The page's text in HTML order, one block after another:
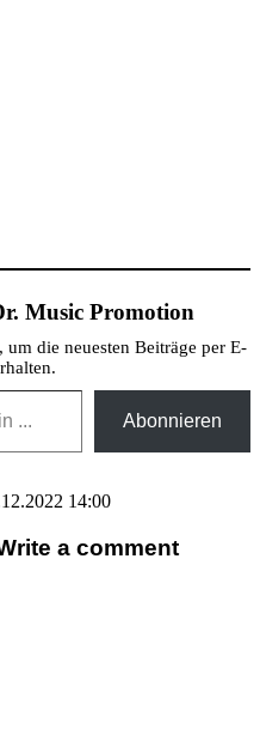
Music Promotion
die neuesten Beiträge per E-
Abonnieren
14:00
a comment